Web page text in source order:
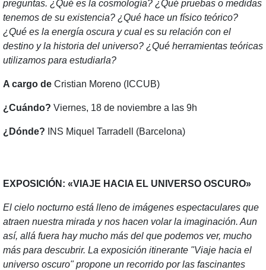
preguntas. ¿Qué es la cosmología? ¿Qué pruebas o medidas
tenemos de su existencia? ¿Qué hace un físico teórico?
¿Qué es la energía oscura y cual es su relación con el
destino y la historia del universo? ¿Qué herramientas teóricas
utilizamos para estudiarla?
A cargo de Cristian Moreno (ICCUB)
¿Cuándo? Viernes, 18 de noviembre a las 9h
¿Dónde? INS Miquel Tarradell (Barcelona)
EXPOSICIÓN: «VIAJE HACIA EL UNIVERSO OSCURO»
El cielo nocturno está lleno de imágenes espectaculares que
atraen nuestra mirada y nos hacen volar la imaginación. Aun
así, allá fuera hay mucho más del que podemos ver, mucho
más para descubrir. La exposición itinerante "Viaje hacia el
universo oscuro" propone un recorrido por las fascinantes